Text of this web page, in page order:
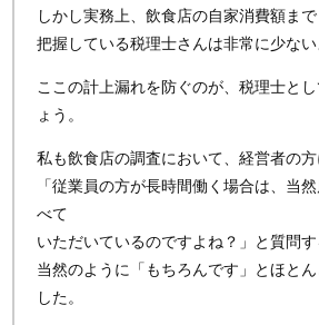
しかし実務上、飲食店の自家消費額まで
把握している税理士さんは非常に少ない
ここの計上漏れを防ぐのが、税理士と
ょう。
私も飲食店の調査において、経営者の方
「従業員の方が長時間働く場合は、当
べて
いただいているのですよね？」と質問す
当然のように「もちろんです」とほと
した。